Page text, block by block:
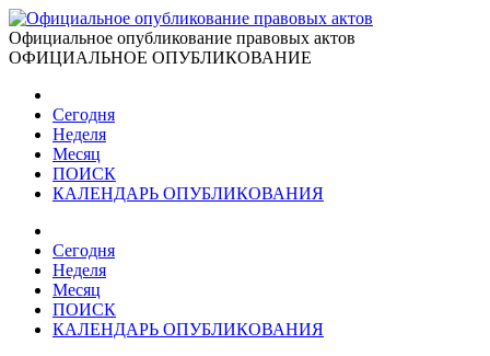
Официальное опубликование правовых актов
ОФИЦИАЛЬНОЕ ОПУБЛИКОВАНИЕ
Сегодня
Неделя
Месяц
ПОИСК
КАЛЕНДАРЬ ОПУБЛИКОВАНИЯ
Сегодня
Неделя
Месяц
ПОИСК
КАЛЕНДАРЬ ОПУБЛИКОВАНИЯ